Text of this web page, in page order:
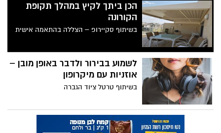
הכן ביתך לקיץ במהלך תקופת
הקורונה
בשיתוף סקיירופ – הצללה בהתאמה אישית
לשמוע בבירור ולדבר באופן מובן –
אוזניות עם מיקרופון
בשיתוף טרטל ציוד הגברה